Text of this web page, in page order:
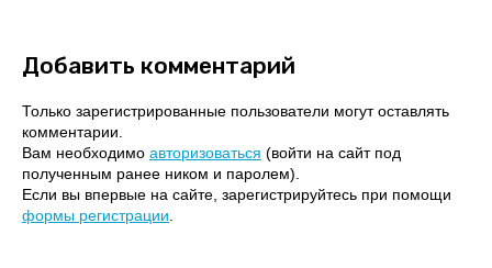
Добавить комментарий
Только зарегистрированные пользователи могут оставлять
комментарии.
Вам необходимо авторизоваться (войти на сайт под
полученным ранее ником и паролем).
Если вы впервые на сайте, зарегистрируйтесь при помощи
формы регистрации